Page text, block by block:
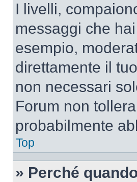
I livelli,
messaggi che
esempio,
direttamente il
non necessari
Forum non
probabilmente
Top
» Perché